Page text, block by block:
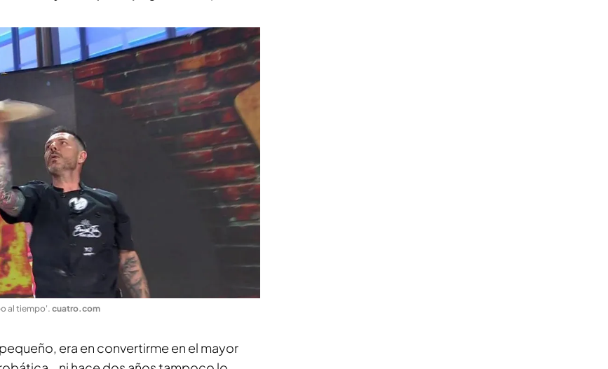
al tiempo'. cuatro.com
era en convertirme en el mayor